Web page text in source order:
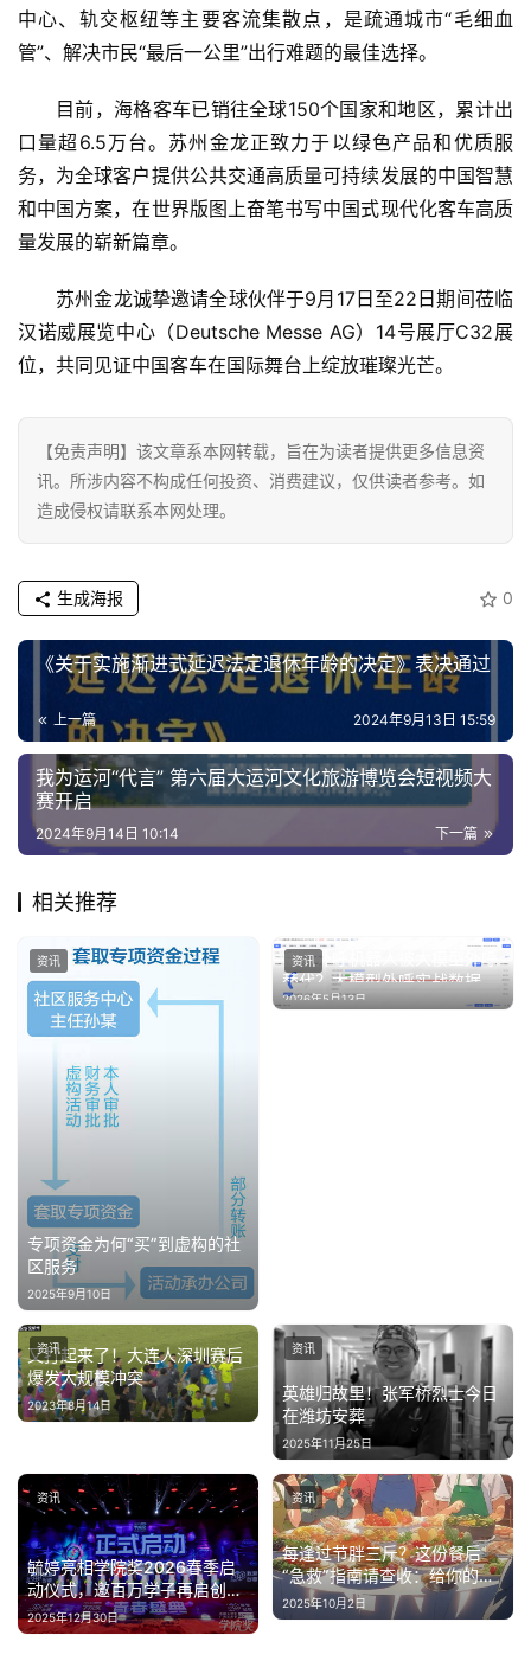
资
讯
商
业
消
费
科
财
经
育
汽
车
新
能
源
登录 注册
中心、轨交枢纽等主要客流集散点，是疏通城市“毛细血
管”、解决市民“最后一公里”出行难题的最佳选择。
目前，海格客车已销往全球150个国家和地区，累计出
口量超6.5万台。苏州金龙正致力于以绿色产品和优质服
务，为全球客户提供公共交通高质量可持续发展的中国智慧
和中国方案，在世界版图上奋笔书写中国式现代化客车高质
量发展的崭新篇章。
苏州金龙诚挚邀请全球伙伴于9月17日至22日期间莅临
汉诺威展览中心（Deutsche Messe AG）14号展厅C32展
位，共同见证中国客车在国际舞台上绽放璀璨光芒。
【免责声明】该文章系本网转载，旨在为读者提供更多信息资
讯。所涉内容不构成任何投资、消费建议，仅供读者参考。如
造成侵权请联系本网处理。
0
生成海报
《关于实施渐进式延迟法定退休年龄的决定》表决通过
上一篇 2024年9月13日 15:59
我为运河“代言” 第六届大运河文化旅游博览会短视频大
赛开启
下一篇
2024年9月14日 10:14
相关推荐
专项资金为何“买”到虚构的社
区服务
2025年9月10日
资讯
​传统外呼机器人被大模型外呼
替代？大模型外呼实战数据曝
光
2026年5月13日
资讯
又打起来了！大连人深圳赛后
爆发大规模冲突
2023年8月14日
资讯
英雄归故里！张军桥烈士今日
在潍坊安葬
2025年11月25日
资讯
毓婷亮相学院奖2026春季启
动仪式，邀百万学子再启创意
新篇
2025年12月30日
资讯
每逢过节胖三斤？这份餐后
“急救”指南请查收：给你的肠
胃放个假！
2025年10月2日
资讯